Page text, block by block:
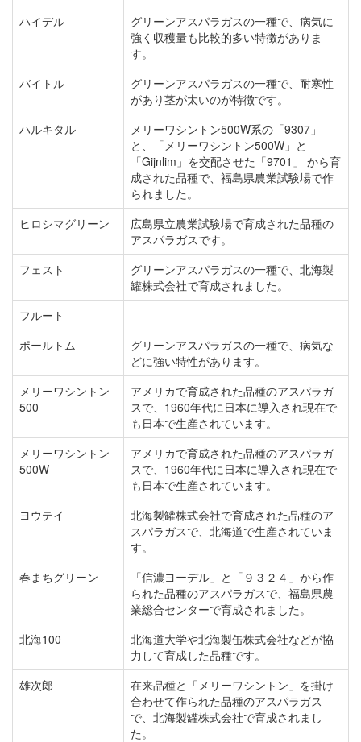
ハイデル
グリーンアスパラガスの一種で、病気に
強く収穫量も比較的多い特徴がありま
す。
バイトル
グリーンアスパラガスの一種で、耐寒性
があり茎が太いのが特徴です。
ハルキタル
メリーワシントン500W系の「9307」
と、「メリーワシントン500W」と
「Gijnlim」を交配させた「9701」 から育
成された品種で、福島県農業試験場で作
られました。
ヒロシマグリーン
広島県立農業試験場で育成された品種の
アスパラガスです。
フェスト
グリーンアスパラガスの一種で、北海製
罐株式会社で育成されました。
フルート
ポールトム
グリーンアスパラガスの一種で、病気な
どに強い特性があります。
メリーワシントン
500
アメリカで育成された品種のアスパラガ
スで、1960年代に日本に導入され現在で
も日本で生産されています。
メリーワシントン
500W
アメリカで育成された品種のアスパラガ
スで、1960年代に日本に導入され現在で
も日本で生産されています。
ヨウテイ
北海製罐株式会社で育成された品種のア
スパラガスで、北海道で生産されていま
す。
春まちグリーン
「信濃ヨーデル」と「９３２４」から作
られた品種のアスパラガスで、福島県農
業総合センターで育成されました。
北海100
北海道大学や北海製缶株式会社などが協
力して育成した品種です。
雄次郎
在来品種と「メリーワシントン」を掛け
合わせて作られた品種のアスパラガス
で、北海製罐株式会社で育成されまし
た。